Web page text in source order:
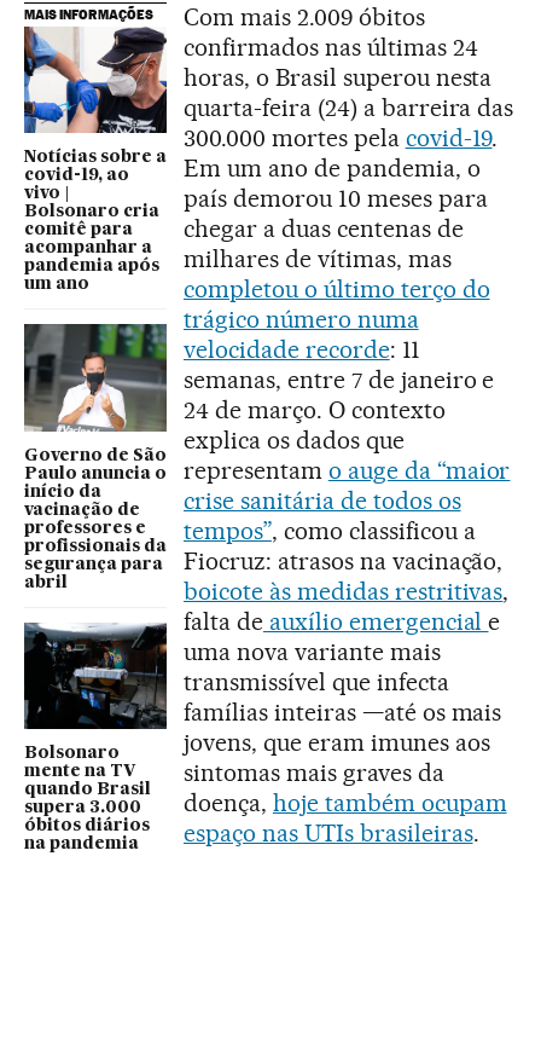
MAIS INFORMAÇÕES
Notícias sobre a
covid-19, ao
vivo |
Bolsonaro cria
comitê para
acompanhar a
pandemia após
um ano
Governo de São
Paulo anuncia o
início da
vacinação de
professores e
profissionais da
segurança para
abril
Bolsonaro
mente na TV
quando Brasil
supera 3.000
óbitos diários
na pandemia
Com mais 2.009 óbitos
confirmados nas últimas 24
horas, o Brasil superou nesta
quarta-feira (24) a barreira das
300.000 mortes pela covid-19.
Em um ano de pandemia, o
país demorou 10 meses para
chegar a duas centenas de
milhares de vítimas, mas
completou o último terço do
trágico número numa
velocidade recorde: 11
semanas, entre 7 de janeiro e
24 de março. O contexto
explica os dados que
representam o auge da “maior
crise sanitária de todos os
tempos”, como classificou a
Fiocruz: atrasos na vacinação,
boicote às medidas restritivas,
falta deauxílio emergenciale
uma nova variante mais
transmissível que infecta
famílias inteiras —até os mais
jovens, que eram imunes aos
sintomas mais graves da
doença, hoje também ocupam
espaço nas UTIs brasileiras.